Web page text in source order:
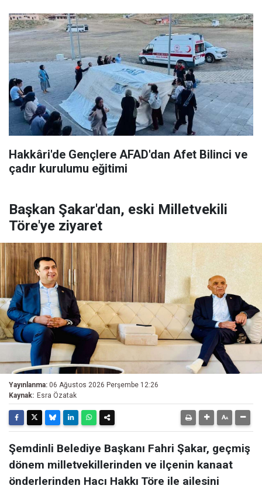
Hakkâri'de Gençlere AFAD'dan Afet Bilinci ve
çadır kurulumu eğitimi
Başkan Şakar'dan, eski Milletvekili
Töre'ye ziyaret
Yayınlanma: 06 Ağustos 2026 Perşembe 12:26
Kaynak: Esra Özatak
Şemdinli Belediye Başkanı Fahri Şakar, geçmiş
dönem milletvekillerinden ve ilçenin kanaat
önderlerinden Hacı Hakkı Töre ile ailesini